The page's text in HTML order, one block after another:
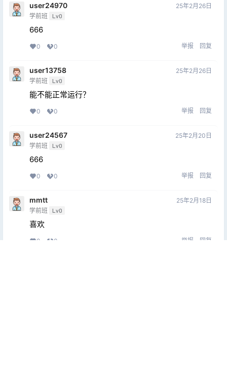
user24970
学前班 Lv0
25年2月26日
666
0 0 举报 回复
user13758
学前班 Lv0
25年2月26日
能不能正常运行？
0 0 举报 回复
user24567
学前班 Lv0
25年2月20日
666
0 0 举报 回复
mmtt
学前班 Lv0
25年2月18日
喜欢
0 0 举报 回复